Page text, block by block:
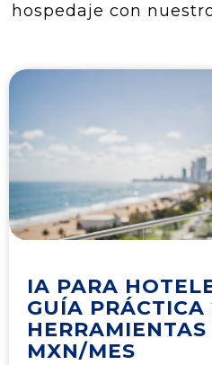
hospedaje con
IA PARA
GUÍA PRÁCTICA
MXN/MES